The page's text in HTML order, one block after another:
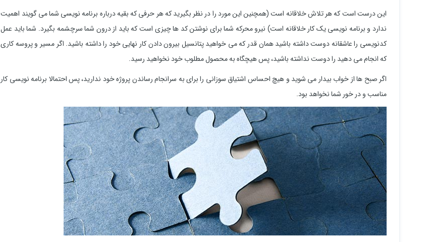
این درست است که هر تلاش خلاقانه است (همچنین این مورد را در نظر بگیرید که هر حرفی که بقیه درباره برنامه نویسی شما می گویند اهمیت
ندارد و برنامه نویسی یک کار خلاقانه است) نیرو محرکه شما برای نوشتن کد ها چیزی است که باید از درون شما سرچشمه بگیرد. شما باید عمل
کدنویسی را عاشقانه دوست داشته باشید همان قدر که می خواهید پتانسیل بیرون دادن کار نهایی خود را داشته باشید. اگر مسیر و پروسه کاری
که انجام می دهید را دوست نداشته باشید، پس هیچگاه به محصول مطلوب خود نخواهید رسید.
اگر صبح ها از خواب بیدار می شوید و هیچ احساس اشتیاق سوزانی را برای به سرانجام رساندن پروژه خود ندارید، پس احتمالا برنامه نویسی کار
مناسب و در خور شما نخواهد بود.